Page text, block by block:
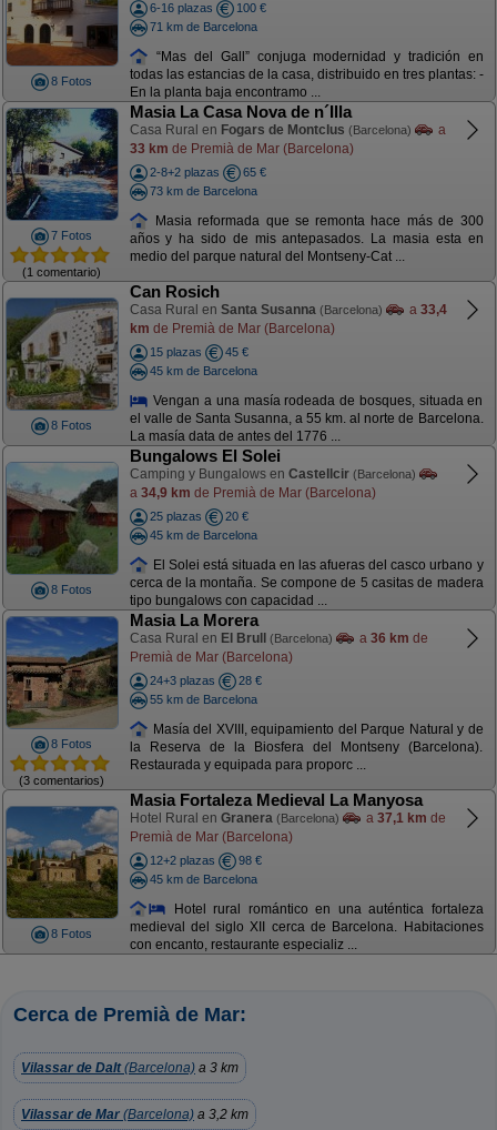
8 Fotos
6-16 plazas
100 €
71 km de Barcelona
“Mas del Gall” conjuga modernidad y tradición en
todas las estancias de la casa, distribuido en tres plantas: -
En la planta baja encontramo ...
7 Fotos
(1 comentario)
Masia La Casa Nova de n´Illa
Casa Rural en Fogars de Montclus (Barcelona)
a
33 km de Premià de Mar (Barcelona)
2-8+2 plazas
65 €
73 km de Barcelona
Masia reformada que se remonta hace más de 300
años y ha sido de mis antepasados. La masia esta en
medio del parque natural del Montseny-Cat ...
8 Fotos
Can Rosich
Casa Rural en Santa Susanna (Barcelona) a 33,4
km de Premià de Mar (Barcelona)
15 plazas
45 €
45 km de Barcelona
Vengan a una masía rodeada de bosques, situada en
el valle de Santa Susanna, a 55 km. al norte de Barcelona.
La masía data de antes del 1776 ...
8 Fotos
Bungalows El Solei
Camping y Bungalows en Castellcir (Barcelona)
a 34,9 km de Premià de Mar (Barcelona)
25 plazas
20 €
45 km de Barcelona
El Solei está situada en las afueras del casco urbano y
cerca de la montaña. Se compone de 5 casitas de madera
tipo bungalows con capacidad ...
8 Fotos
(3 comentarios)
Masia La Morera
Casa Rural en El Brull (Barcelona) a 36 km de
Premià de Mar (Barcelona)
24+3 plazas
28 €
55 km de Barcelona
Masía del XVIII, equipamiento del Parque Natural y de
la Reserva de la Biosfera del Montseny (Barcelona).
Restaurada y equipada para proporc ...
8 Fotos
Masia Fortaleza Medieval La Manyosa
Hotel Rural en Granera (Barcelona) a 37,1 km de
Premià de Mar (Barcelona)
12+2 plazas
98 €
45 km de Barcelona
Hotel rural romántico en una auténtica fortaleza
medieval del siglo XII cerca de Barcelona. Habitaciones
con encanto, restaurante especializ ...
Cerca de Premià de Mar:
Vilassar de Dalt(Barcelona) a 3 km
Vilassar de Mar (Barcelona) a 3,2 km